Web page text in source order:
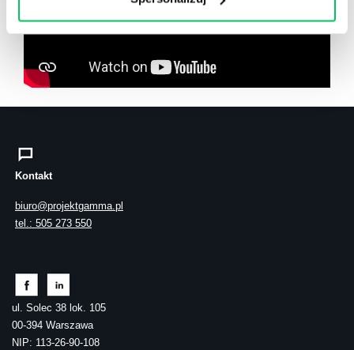
Kontakt
biuro@projektgamma.pl
tel.: 505 273 550
ul. Solec 38 lok. 105
00-394 Warszawa
NIP: 113-26-90-108